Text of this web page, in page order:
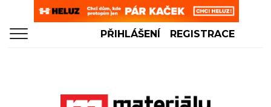
PŘIHLÁŠENÍ REGISTRACE